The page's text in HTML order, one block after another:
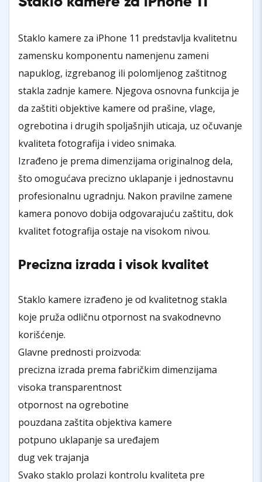
Staklo kamere za iPhone 11 predstavlja kvalitetnu
zamensku komponentu namenjenu zameni
napuklog, izgrebanog ili polomljenog zaštitnog
stakla zadnje kamere. Njegova osnovna funkcija je
da zaštiti objektive kamere od prašine, vlage,
ogrebotina i drugih spoljašnjih uticaja, uz očuvanje
kvaliteta fotografija i video snimaka.
Izrađeno je prema dimenzijama originalnog dela,
što omogućava precizno uklapanje i jednostavnu
profesionalnu ugradnju. Nakon pravilne zamene
kamera ponovo dobija odgovarajuću zaštitu, dok
kvalitet fotografija ostaje na visokom nivou.
Precizna izrada i visok kvalitet
Staklo kamere izrađeno je od kvalitetnog stakla
koje pruža odličnu otpornost na svakodnevno
korišćenje.
Glavne prednosti proizvoda:
precizna izrada prema fabričkim dimenzijama
visoka transparentnost
otpornost na ogrebotine
pouzdana zaštita objektiva kamere
potpuno uklapanje sa uređajem
dug vek trajanja
Svako staklo prolazi kontrolu kvaliteta pre